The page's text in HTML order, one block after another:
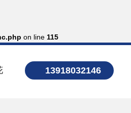
on line 115
13918032146